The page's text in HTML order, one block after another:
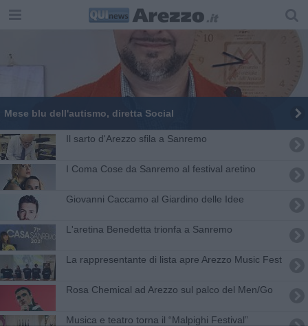
Mese blu dell'autismo, diretta Social
Il sarto d'Arezzo sfila a Sanremo
I Coma Cose da Sanremo al festival aretino
Giovanni Caccamo al Giardino delle Idee
L'aretina Benedetta trionfa a Sanremo
La rappresentante di lista apre Arezzo Music Fest
Rosa Chemical ad Arezzo sul palco del Men/Go
Musica e teatro torna il “Malpighi Festival”